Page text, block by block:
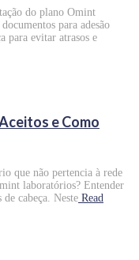
do plano Omint
para adesão
para evitar atrasos e
e Como
que não pertencia à rede
laboratórios? Entender
cabeça. Neste Read